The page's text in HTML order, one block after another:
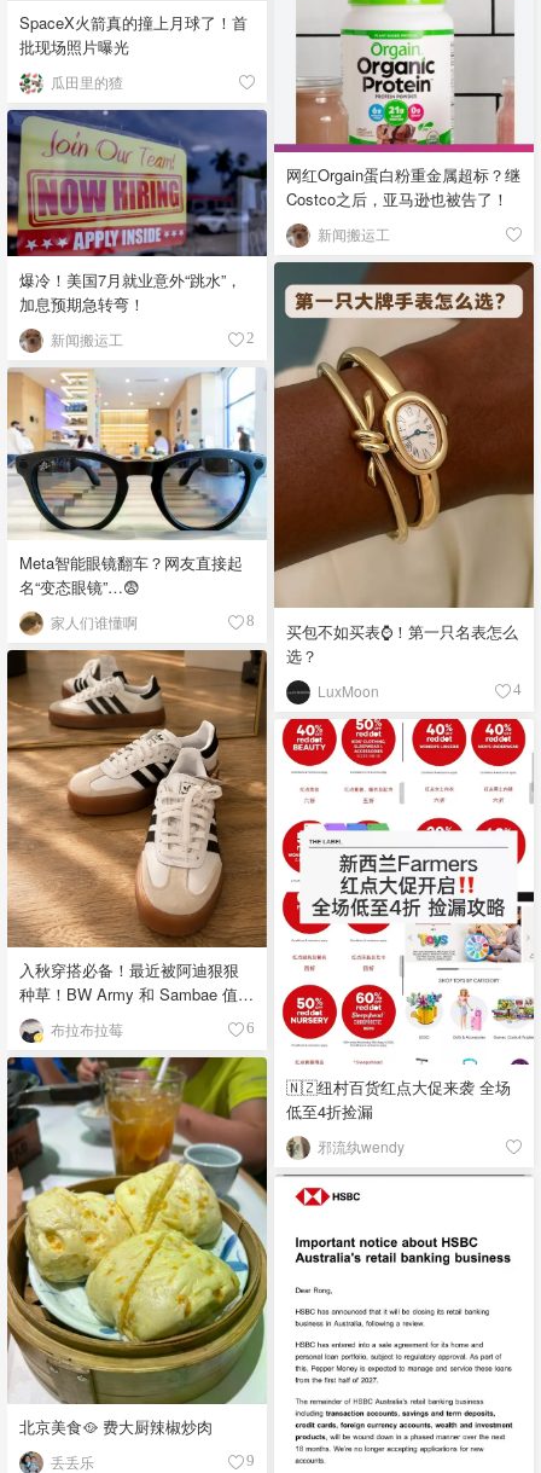
SpaceX火箭真的撞上月球了！首
批现场照片曝光
瓜田里的猹
网红Orgain蛋白粉重金属超标？继
Costco之后，亚马逊也被告了！
新闻搬运工
爆冷！美国7月就业意外“跳水”，
加息预期急转弯！
新闻搬运工 2
买包不如买表⌚️！第一只名表怎么
选？
LuxMoon 4
Meta智能眼镜翻车？网友直接起
名“变态眼镜”…😨
家人们谁懂啊 8
入秋穿搭必备！最近被阿迪狠狠
种草！BW Army 和 Sambae 值得
拥有！布拉布拉莓 6
🇳🇿纽村百货红点大促来袭 全场
低至4折捡漏
邪流纨wendy
北京美食🥘 费大厨辣椒炒肉
丢丢乐 9